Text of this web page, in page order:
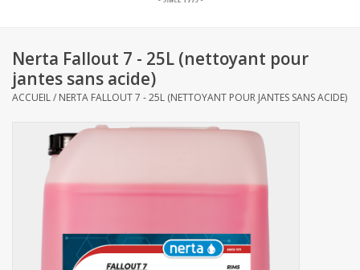
Biscuits pour le café
Boissons
Biscuits apéritifs / Snacks salés
Nerta Fallout 7 - 25L (nettoyant pour
jantes sans acide)
ACCUEIL/ NERTA FALLOUT 7 - 25L (NETTOYANT POUR JANTES SANS ACIDE)